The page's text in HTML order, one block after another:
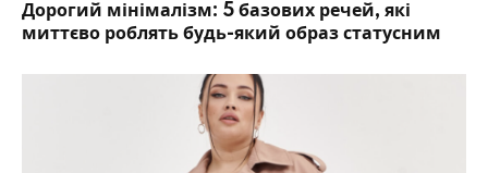
Дорогий мінімалізм: 5 базових речей, які
миттєво роблять будь-який образ статусним